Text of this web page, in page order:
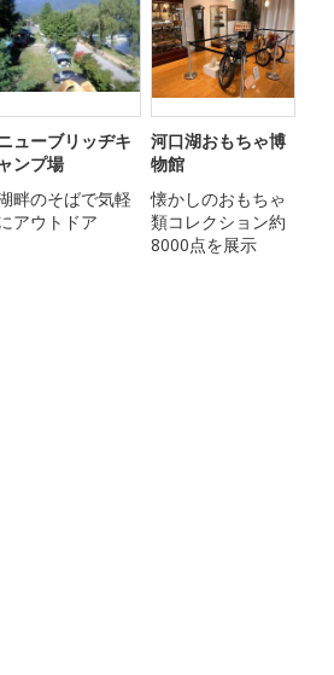
ューブリッヂキ
ャンプ場
畔のそばで気軽
アウトドア
河口湖おもちゃ博
物館
懐かしのおもちゃ
類コレクション約
8000点を展示